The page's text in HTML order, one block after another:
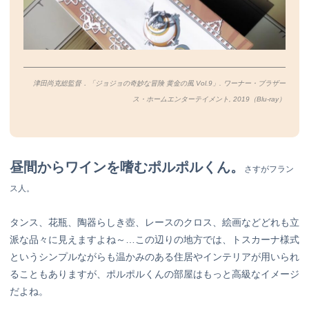
津田尚克総監督．「ジョジョの奇妙な冒険 黄金の風 Vol.9」. ワーナー・ブラザー
ス・ホームエンターテイメント, 2019（Blu-ray）
昼間からワインを嗜むポルポルくん。
さすがフラン
ス人。
タンス、花瓶、陶器らしき壺、レースのクロス、絵画などどれも立
派な品々に見えますよね～…この辺りの地方では、トスカーナ様式
というシンプルながらも温かみのある住居やインテリアが用いられ
ることもありますが、ポルポルくんの部屋はもっと高級なイメージ
だよね。